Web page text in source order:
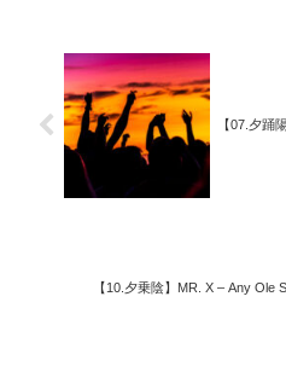
【07.夕踊
【10.夕乗陰】MR. X – Any Ole